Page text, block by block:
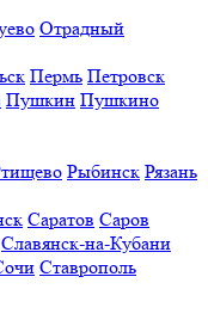
Отрадный
Пермь Петровск
Пушкин Пушкино
Рыбинск Рязань
Саратов Саров
Славянск-на-Кубани
Ставрополь